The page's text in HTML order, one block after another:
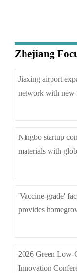
Zhejiang
Jiaxing airport
network with new
Ningbo startup
materials with
'Vaccine-grade'
provides
2026 Green Low-
Innovation